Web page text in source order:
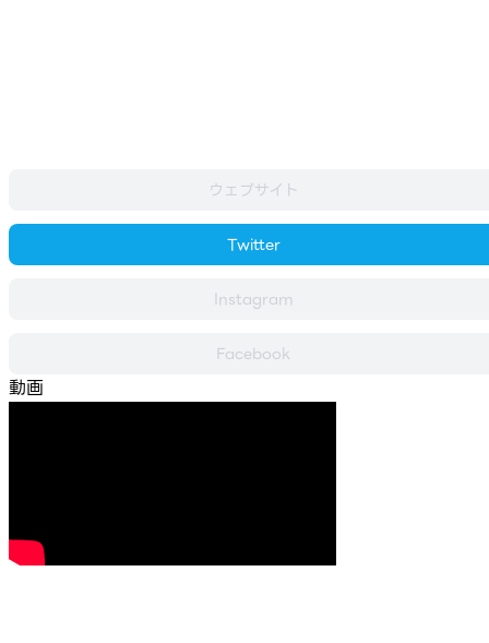
ウェブサイト
Twitter
Instagram
Facebook
動画